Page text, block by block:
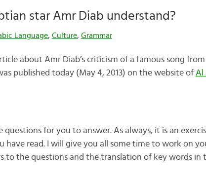
star Amr Diab understand?
Language, Culture, Grammar
about Amr Diab’s criticism of a famous song
published today (May 4, 2013) on the website of Al
for you to answer. As always, it is an
have read. I will give you all some time to work on
to the questions and the translation of key words in